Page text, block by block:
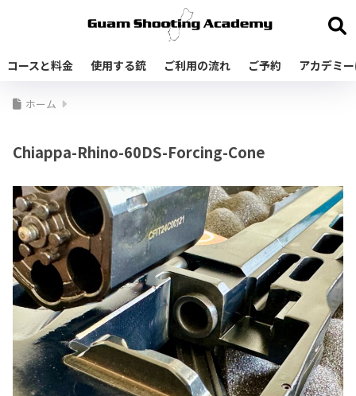
コースと料金 使用する銃 ご利用の流れ ご予約 アカデミ
ホーム
Chiappa-Rhino-60DS-Forcing-Cone